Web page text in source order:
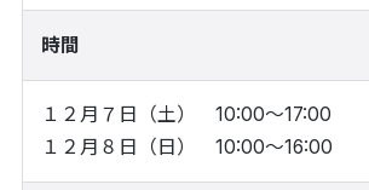
時間
１２月７日（土） 10:00～17:00
１２月８日（日） 10:00～16:00